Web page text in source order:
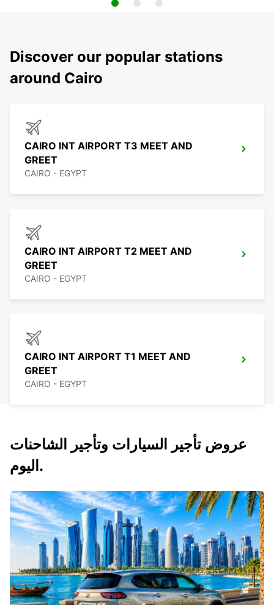
Discover our popular stations
around Cairo
CAIRO INT AIRPORT T3 MEET AND
GREET
CAIRO - EGYPT
CAIRO INT AIRPORT T2 MEET AND
GREET
CAIRO - EGYPT
CAIRO INT AIRPORT T1 MEET AND
GREET
CAIRO - EGYPT
عروض تأجير السيارات وتأجير الشاحنات
اليوم.